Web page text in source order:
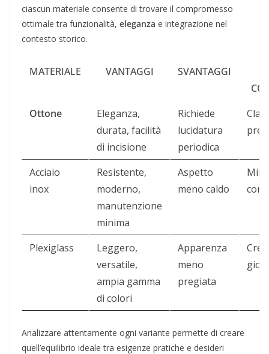
ciascun materiale consente di trovare il compromesso
ottimale tra funzionalità, eleganza e integrazione nel
contesto storico.
MATERIALE VANTAGGI
SVANTAGGI
Ottone
Eleganza,
durata, facilità
di incisione
Richiede
lucidatura
periodica
Acciaio
inox
Resistente,
moderno,
manutenzione
minima
Aspetto
meno caldo
Plexiglass
Leggero,
versatile,
ampia gamma
di colori
Apparenza
meno
pregiata
Analizzare attentamente ogni variante permette di creare
quell’equilibrio ideale tra esigenze pratiche e desideri